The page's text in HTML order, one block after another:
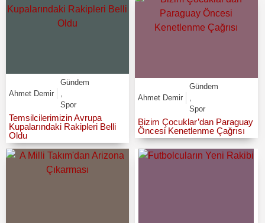
Ahmet Demir
Gündem
Spor
Temsilcilerimizin Avrupa
Kupalarındaki Rakipleri Belli
Oldu
Ahmet Demir
Gündem
,
Spor
Bizim Çocuklar’dan Paraguay
Öncesi Kenetlenme Çağrısı